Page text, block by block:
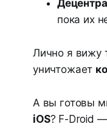
пока их
Лично я вижу
уничтожает
А вы готовы
iOS? F-Droid